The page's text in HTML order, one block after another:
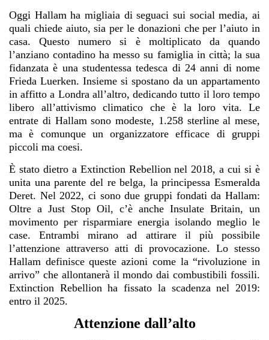
Oggi Hallam ha migliaia di seguaci sui social media, ai
quali chiede aiuto, sia per le donazioni che per l’aiuto in
casa. Questo numero si è moltiplicato da quando
l’anziano contadino ha messo su famiglia in città; la sua
fidanzata è una studentessa tedesca di 24 anni di nome
Frieda Luerken. Insieme si spostano da un appartamento
in affitto a Londra all’altro, dedicando tutto il loro tempo
libero all’attivismo climatico che è la loro vita. Le
entrate di Hallam sono modeste, 1.258 sterline al mese,
ma è comunque un organizzatore efficace di gruppi
piccoli ma coesi.
È stato dietro a Extinction Rebellion nel 2018, a cui si è
unita una parente del re belga, la principessa Esmeralda
Deret. Nel 2022, ci sono due gruppi fondati da Hallam:
Oltre a Just Stop Oil, c’è anche Insulate Britain, un
movimento per risparmiare energia isolando meglio le
case. Entrambi mirano ad attirare il più possibile
l’attenzione attraverso atti di provocazione. Lo stesso
Hallam definisce queste azioni come la “rivoluzione in
arrivo” che allontanerà il mondo dai combustibili fossili.
Extinction Rebellion ha fissato la scadenza nel 2019:
entro il 2025.
Attenzione dall’alto